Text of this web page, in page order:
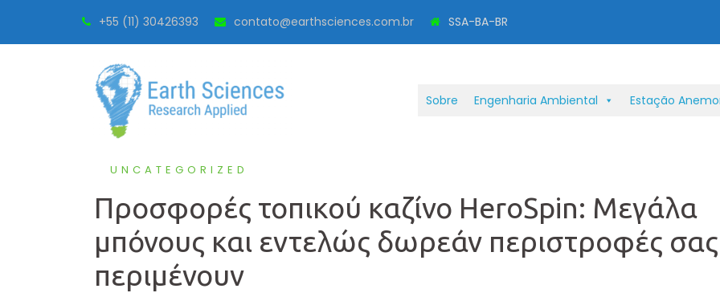
+55 (11) 30426393 contato@earthsciences.com.br SSA-BA-BR
Sobre Engenharia Ambiental Estação
UNCATEGORIZED
Προσφορές τοπικού καζίνο HeroSpin: Μεγάλα
μπόνους και εντελώς δωρεάν περιστροφές σας
περιμένουν